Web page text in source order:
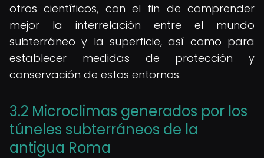
otros científicos, con el fin de comprender
mejor la interrelación entre el mundo
subterráneo y la superficie, así como para
establecer medidas de protección y
conservación de estos entornos.
3.2 Microclimas generados por los
túneles subterráneos de la
antigua Roma